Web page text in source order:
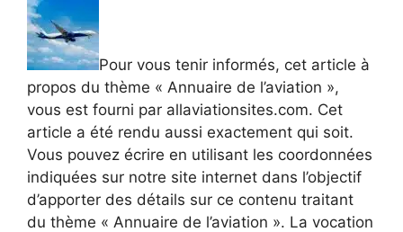
Pour vous tenir informés, cet article à
propos du thème « Annuaire de l’aviation »,
vous est fourni par allaviationsites.com. Cet
article a été rendu aussi exactement qui soit.
Vous pouvez écrire en utilisant les coordonnées
indiquées sur notre site internet dans l’objectif
d’apporter des détails sur ce contenu traitant
du thème « Annuaire de l’aviation ». La vocation